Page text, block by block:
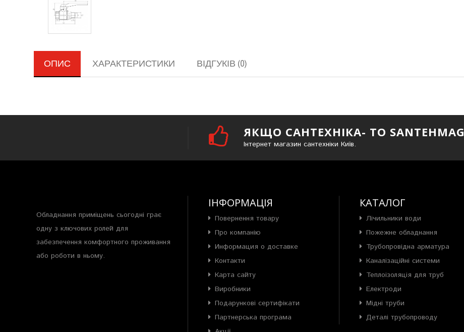
ОПИС ХАРАКТЕРИСТИКИ ВІДГУКІВ (0)
ЯКЩО САНТЕХНІКА- ТО SANTEHMAG
Інтернет магазин сантехніки Київ.
Обладнання приміщень сьогодні грає
одну з ключових ролей для
забезпечення комфортного проживання
або роботи в ньому.
ІНФОРМАЦІЯ
Повернення товару
Про компанію
Информация о доставке
Контакти
Карта сайту
Виробники
Подарункові сертифікати
Партнерська програма
КАТАЛОГ
Лічильники води
Пожежне обладнання
Трубопровідна арматура
Каналізаційні системи
Теплоізоляція для труб
Електроди
Мідні труби
Деталі трубопроводу